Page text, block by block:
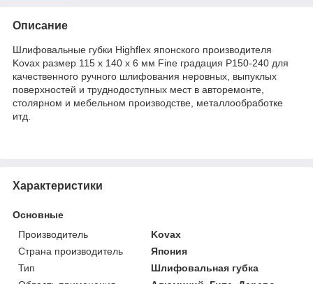
Описание
Шлифовальные губки Highflex японского производителя
Kovax размер 115 х 140 х 6 мм Fine градация P150-240 для
качественного ручного шлифования неровных, выпуклых
поверхностей и труднодоступных мест в авторемонте,
столярном и мебельном производстве, металлообработке
итд.
Характеристики
Основные
Производитель
Kovax
Страна производитель
Япония
Тип
Шлифовальная губка